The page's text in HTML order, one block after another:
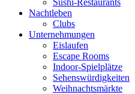
Sushi-Restaurants
Nachtleben
Clubs
Unternehmungen
Eislaufen
Escape Rooms
Indoor-Spielplätze
Sehenswürdigkeiten
Weihnachtsmärkte